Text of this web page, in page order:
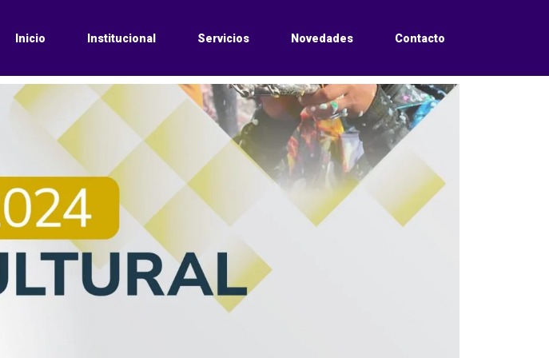
Inicio Institucional Servicios Novedades Contacto